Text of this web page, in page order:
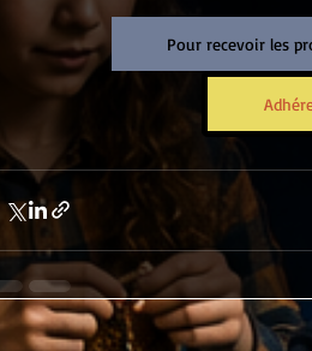
Pour recevoir les